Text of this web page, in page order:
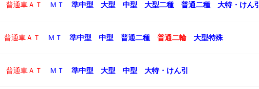
普通車ＡＴ ＭＴ 準中型 大型 中型 大型二種 普通二種 大特・けん引
普通車ＡＴ ＭＴ 準中型 中型 普通二種 普通二輪 大型特殊
普通車ＡＴ ＭＴ 準中型 大型 中型 大特・けん引